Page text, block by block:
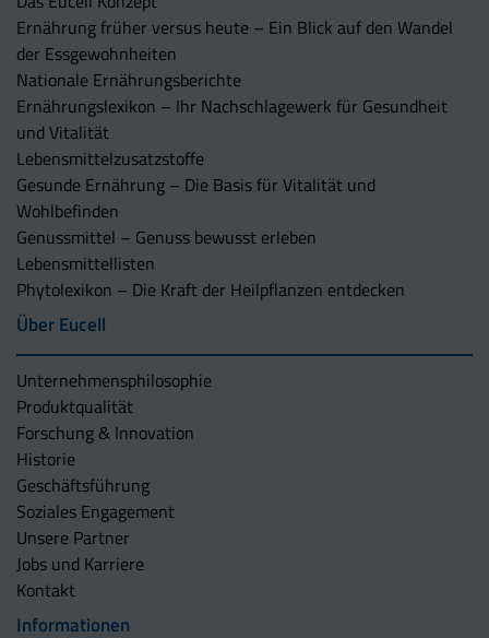
Ernährung früher versus heute – Ein Blick auf den Wandel
der Essgewohnheiten
Nationale Ernährungsberichte
Ernährungslexikon – Ihr Nachschlagewerk für Gesundheit
und Vitalität
Lebensmittelzusatzstoffe
Gesunde Ernährung – Die Basis für Vitalität und
Wohlbefinden
Genussmittel – Genuss bewusst erleben
Lebensmittellisten
Phytolexikon – Die Kraft der Heilpflanzen entdecken
Über Eucell
Unternehmens­philosophie
Produktqualität
Forschung & Innovation
Historie
Geschäftsführung
Soziales Engagement
Unsere Partner
Jobs und Karriere
Kontakt
Informationen